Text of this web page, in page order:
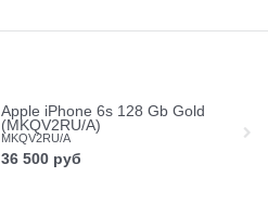
Apple iPhone 6s 128 Gb Gold
(MKQV2RU/A)
MKQV2RU/A
36 500 руб